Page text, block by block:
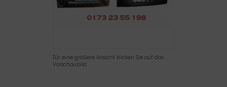
Für eine größere Ansicht klicken Sie auf das
Vorschaubild